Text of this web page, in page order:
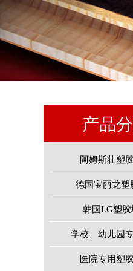
产品
阿姆斯壮塑
德国宝丽龙塑
韩国LG塑胶
学校、幼儿园
医院专用塑